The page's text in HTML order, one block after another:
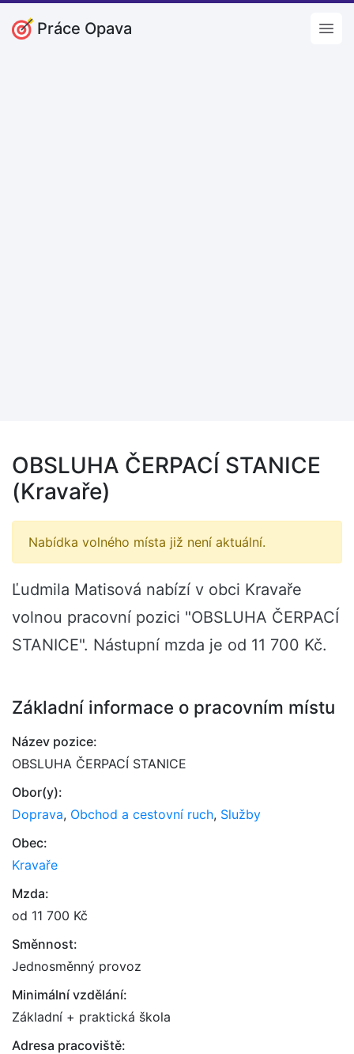
Práce Opava
OBSLUHA ČERPACÍ STANICE
(Kravaře)
Nabídka volného místa již není aktuální.
Ľudmila Matisová nabízí v obci Kravaře
volnou pracovní pozici "OBSLUHA ČERPACÍ
STANICE". Nástupní mzda je od 11 700 Kč.
Základní informace o pracovním místu
Název pozice:
OBSLUHA ČERPACÍ STANICE
Obor(y):
Doprava, Obchod a cestovní ruch, Služby
Obec:
Kravaře
Mzda:
od 11 700 Kč
Směnnost:
Jednosměnný provoz
Minimální vzdělání:
Základní + praktická škola
Adresa pracoviště: